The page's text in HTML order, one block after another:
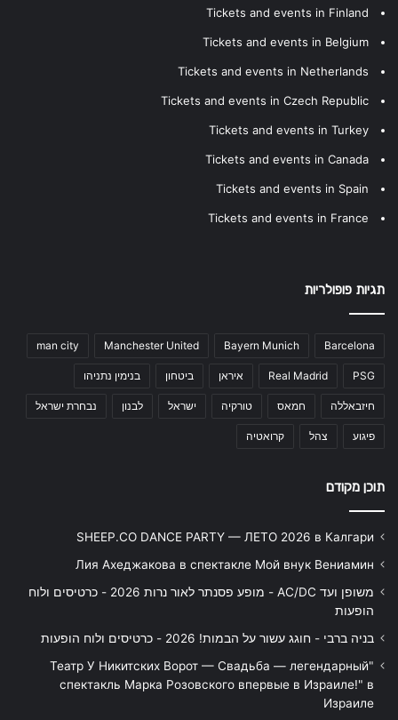
Tickets and events in Finland
Tickets and events in Belgium
Tickets and events in Netherlands
Tickets and events in Czech Republic
Tickets and events in Turkey
Tickets and events in Canada
Tickets and events in Spain
Tickets and events in France
תגיות פופולריות
Barcelona
Bayern Munich
Manchester United
man city
PSG
Real Madrid איראן ביטחון בנימין נתניהו
חיזבאללה חמאס טורקיה ישראל לבנון נבחרת ישראל
פיגוע צהל קרואטיה
תוכן מקודם
SHEEP.CO DANCE PARTY — ЛЕТО 2026 в Калгари
Лия Ахеджакова в спектакле Мой внук Вениамин
משופן ועד AC/DC - מופע פסנתר לאור נרות 2026 - כרטיסים ולוח
הופעות
בניה ברבי - חוגג עשור על הבמות! 2026 - כרטיסים ולוח הופעות
"Театр У Никитских Ворот — Свадьба — легендарный
спектакль Марка Розовского впервые в Израиле!" в
Израиле